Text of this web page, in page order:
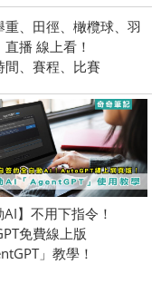
重、田徑、橄欖球、羽
播 線上看！
間、賽程、比賽
AI】不用下指令！
免費線上版
」教學！